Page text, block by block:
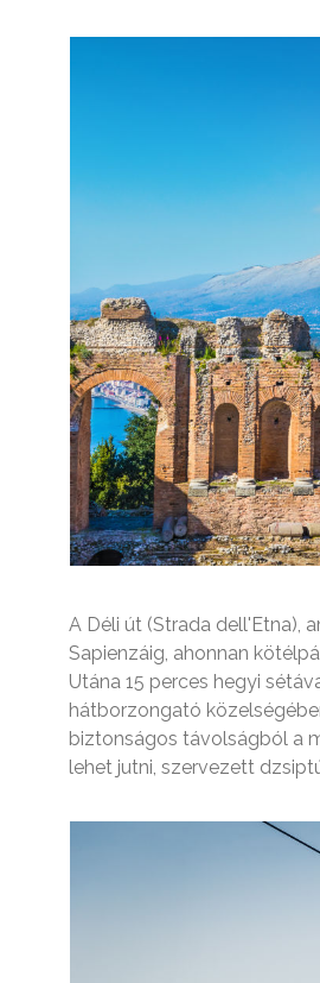
A Déli út (Strada dell'Etna),
Sapienzáig, ahonnan
Utána 15 perces hegyi
hátborzongató
biztonságos távolságból a
lehet jutni, szervezett